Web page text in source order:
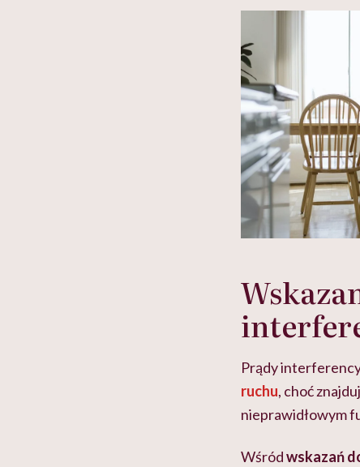
głupota i brak
Prądy
ruchu, choć
nieprawidłowym
Wśródwskazań